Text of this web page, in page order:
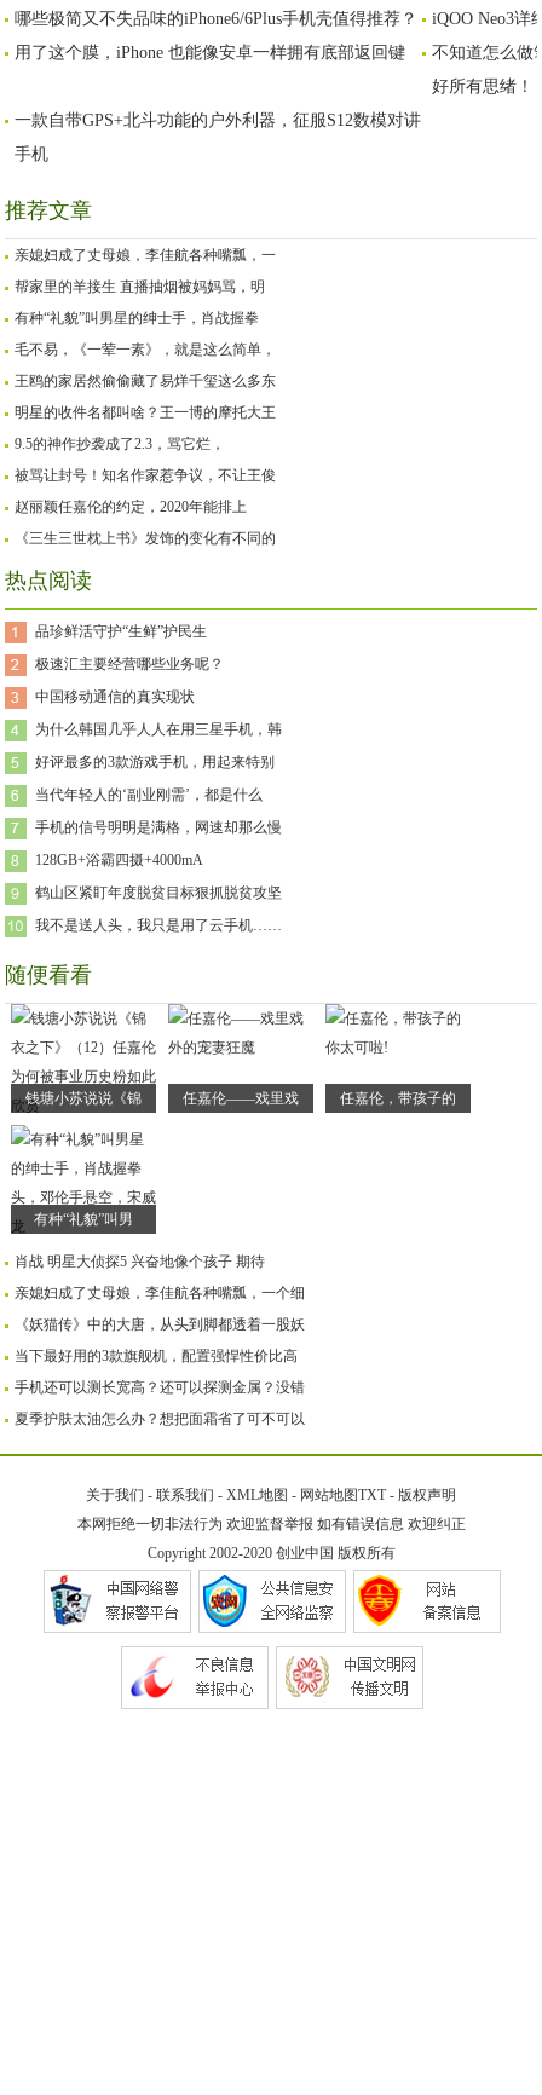
啥，肖战的有点过分了
连床头都有！惊喜吗？
没了
哪些极简又不失品味的iPhone6/6Plus手机壳值得推荐？
iQOO Neo3详
用了这个膜，iPhone 也能像安卓一样拥有底部返回键
不知道怎么做
好所有思绪！
一款自带GPS+北斗功能的户外利器，征服S12数模对讲
手机
推荐文章
亲媳妇成了丈母娘，李佳航各种嘴瓢，一
帮家里的羊接生 直播抽烟被妈妈骂，明
有种“礼貌”叫男星的绅士手，肖战握拳
毛不易，《一荤一素》，就是这么简单，
王鸥的家居然偷偷藏了易烊千玺这么多东
明星的收件名都叫啥？王一博的摩托大王
9.5的神作抄袭成了2.3，骂它烂，
被骂让封号！知名作家惹争议，不让王俊
赵丽颖任嘉伦的约定，2020年能排上
《三生三世枕上书》发饰的变化有不同的
热点阅读
品珍鲜活守护“生鲜”护民生
极速汇主要经营哪些业务呢？
中国移动通信的真实现状
为什么韩国几乎人人在用三星手机，韩
好评最多的3款游戏手机，用起来特别
当代年轻人的‘副业刚需’，都是什么
手机的信号明明是满格，网速却那么慢
128GB+浴霸四摄+4000mA
鹤山区紧盯年度脱贫目标狠抓脱贫攻坚
我不是送人头，我只是用了云手机……
随便看看
钱塘小苏说说《锦 任嘉伦——戏里戏 任嘉伦，带孩子的
有种“礼貌”叫男
肖战 明星大侦探5 兴奋地像个孩子 期待
亲媳妇成了丈母娘，李佳航各种嘴瓢，一个细
《妖猫传》中的大唐，从头到脚都透着一股妖
当下最好用的3款旗舰机，配置强悍性价比高
手机还可以测长宽高？还可以探测金属？没错
夏季护肤太油怎么办？想把面霜省了可不可以
关于我们 - 联系我们 - XML地图 - 网站地图TXT- 版权声明
本网拒绝一切非法行为 欢迎监督举报 如有错误信息 欢迎纠正
Copyright 2002-2020 创业中国 版权所有